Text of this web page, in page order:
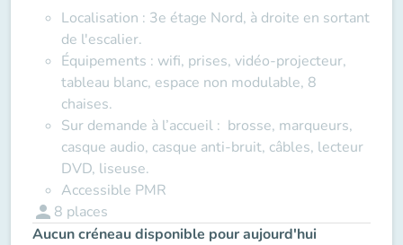
Localisation : 3e étage Nord, à droite en sortant
de l'escalier.
Équipements : wifi, prises, vidéo-projecteur,
tableau blanc, espace non modulable, 8
chaises.
Sur demande à l’accueil : brosse, marqueurs,
casque audio, casque anti-bruit, câbles, lecteur
DVD, liseuse.
Accessible PMR
person 8 places
Aucun créneau disponible pour aujourd'hui